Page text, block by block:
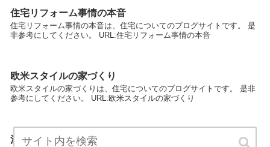
住宅リフォーム事情の本音
住宅リフォーム事情の本音は、住宅についてのブログサイトです。 是
非参考にしてください。 URL:住宅リフォーム事情の本音
欧米スタイルの家づくり
欧米スタイルの家づくりは、住宅についてのブログサイトです。 是非
参考にしてください。 URL:欧米スタイルの家づくり
注文住宅クチコミ情報